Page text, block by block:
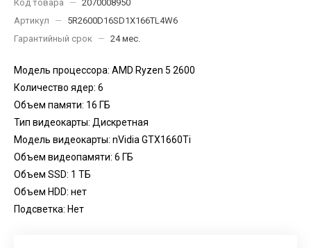
Код товара
— 2070008950
Артикул
— 5R2600D16SD1X166TL4W6
Гарантийный срок
— 24 мес.
Модель процессора: AMD Ryzen 5 2600
Количество ядер: 6
Объем памяти: 16 ГБ
Тип видеокарты: Дискретная
Модель видеокарты: nVidia GTX1660Ti
Объем видеопамяти: 6 ГБ
Объем SSD: 1 TБ
Объем HDD: нет
Подсветка: Нет